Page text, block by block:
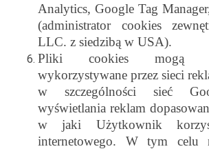
Analytics, Google Tag
(administrator cookies
LLC. z siedzibą w USA).
Pliki cookies mogą
wykorzystywane przez sieci
w szczególności sieć
wyświetlania reklam
w jaki Użytkownik
internetowego. W tym celu